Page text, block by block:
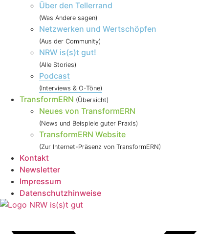
Über den Tellerrand
(Was Andere sagen)
Netzwerken und Wertschöpfen
(Aus der Community)
NRW is(s)t gut!
(Alle Stories)
Podcast
(Interviews & O-Töne)
TransformERN (Übersicht)
Neues von TransformERN
(News und Beispiele guter Praxis)
TransformERN Website
(Zur Internet-Präsenz von TransformERN)
Kontakt
Newsletter
Impressum
Datenschutzhinweise